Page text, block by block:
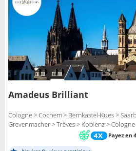
Amadeus Brilliant
Cologne > Cochem > Bernkastel-Kues >
Grevenmacher > Trèves > Koblenz > Cologne
Payez en